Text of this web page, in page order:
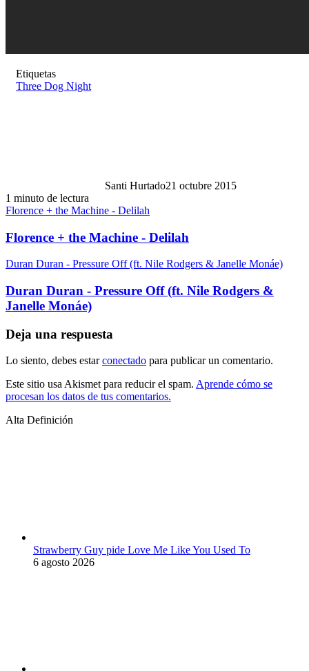
Etiquetas
Three Dog Night
Santi Hurtado21 octubre 2015
1 minuto de lectura
Florence + the Machine - Delilah
Florence + the Machine - Delilah
Duran Duran - Pressure Off (ft. Nile Rodgers & Janelle Monáe)
Duran Duran - Pressure Off (ft. Nile Rodgers &
Janelle Monáe)
Deja una respuesta
Lo siento, debes estarconectado para publicar un comentario.
Este sitio usa Akismet para reducir el spam. Aprende cómo se
procesan los datos de tus comentarios.
Alta Definición
Strawberry Guy pide Love Me Like You Used To
6 agosto 2026